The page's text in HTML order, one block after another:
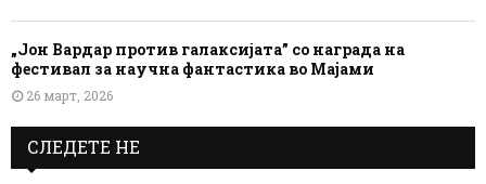
„Јон Вардар против галаксијата” со награда на
фестивал за научна фантастика во Мајами
26 март, 2026
СЛЕДЕТЕ НЕ